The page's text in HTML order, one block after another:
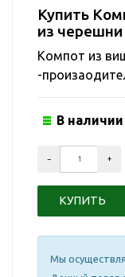
Купить
из
Компот из
-
В наличии
Мы